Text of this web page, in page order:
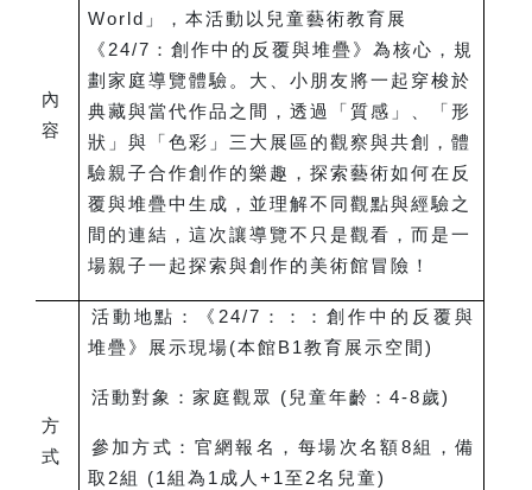
內
容
World」，本活動以兒童藝術教育展
《24/7：創作中的反覆與堆疊》為核心，規
劃家庭導覽體驗。大、小朋友將一起穿梭於
典藏與當代作品之間，透過「質感」、「形
狀」與「色彩」三大展區的觀察與共創，體
驗親子合作創作的樂趣，探索藝術如何在反
覆與堆疊中生成，並理解不同觀點與經驗之
間的連結，這次讓導覽不只是觀看，而是一
場親子一起探索與創作的美術館冒險！
方
式
活動地點：《24/7：：：創作中的反覆與
堆疊》展示現場(本館B1教育展示空間)
活動對象：家庭觀眾 (兒童年齡：4-8歲)
參加方式：官網報名，每場次名額8組，備
取2組 (1組為1成人+1至2名兒童)